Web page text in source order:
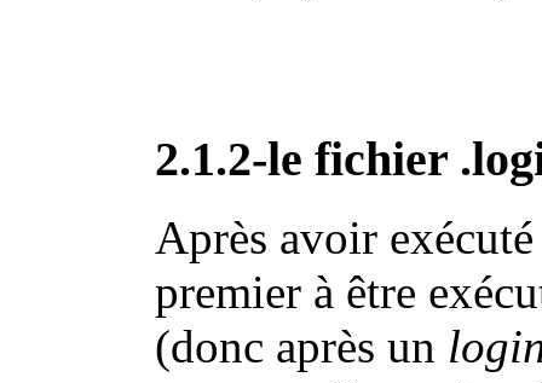
2.1.2-le fichier
Après avoir
premier à être
(donc après un